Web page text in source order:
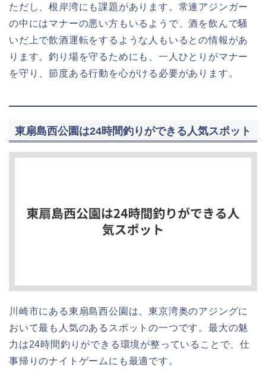
ただし、根岸湾にも課題があります。常連アジンガー
の中にはマナーの悪い方もいるようで、酒を飲んで騒
いだ上で飲酒運転をするような人もいるとの情報があ
ります。釣り場を守るためにも、一人ひとりがマナー
を守り、節度ある行動を心がける必要があります。
東扇島西公園は24時間釣りができる人気スポット
川崎市にある東扇島西公園は、東京湾奥のアジングに
おいて最も人気のあるスポットの一つです。最大の魅
力は24時間釣りができる環境が整っていることで、仕
事帰りのナイトゲームにも最適です。